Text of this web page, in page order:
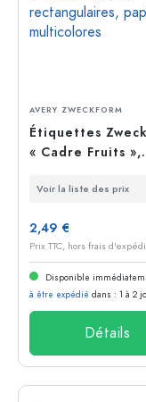
AVERY ZWECKFORM
Étiquettes
« Cadre Fruits »,
papier,
Voir la liste des prix
2,49 €
Prix TTC, hors frais
Disponible
à être expédié dans : 1 à 2
Détails